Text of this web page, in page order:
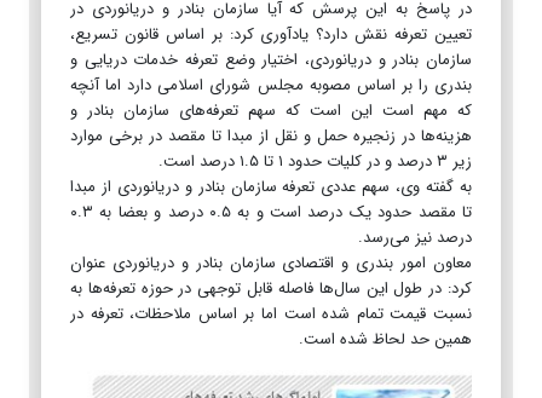
در پاسخ به این پرسش که آیا سازمان بنادر و دریانوردی در
تعیین تعرفه نقش دارد؟ یادآوری کرد: بر اساس قانون تسریع،
سازمان بنادر و دریانوردی، اختیار وضع تعرفه خدمات دریایی و
بندری را بر اساس مصوبه مجلس شورای اسلامی دارد اما آنچه
که مهم است این است که سهم تعرفه‌های سازمان بنادر و
هزینه‌ها در زنجیره حمل‌ و نقل از مبدا تا مقصد در برخی موارد
زیر ۳ درصد و در کلیات حدود ۱ تا ۱.۵ درصد است.
به گفته وی، سهم عددی تعرفه‌ سازمان بنادر و دریانوردی از مبدا
تا مقصد حدود یک درصد است و به ۰.۵ درصد و بعضا به ۰.۳
درصد نیز می‌رسد.
معاون امور بندری و اقتصادی سازمان بنادر و دریانوردی عنوان
کرد: در طول این سال‌ها فاصله قابل توجهی در حوزه تعرفه‌ها به
نسبت قیمت تمام شده است اما بر اساس ملاحظات، تعرفه در
همین حد لحاظ شده است.